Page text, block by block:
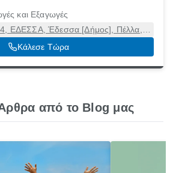
και Εξαγωγές
ΕΔΕΣΣΑ, Έδεσσα [Δήμος], Πέλλα,
58400
Κάλεσε Τώρα
από το Blog μας